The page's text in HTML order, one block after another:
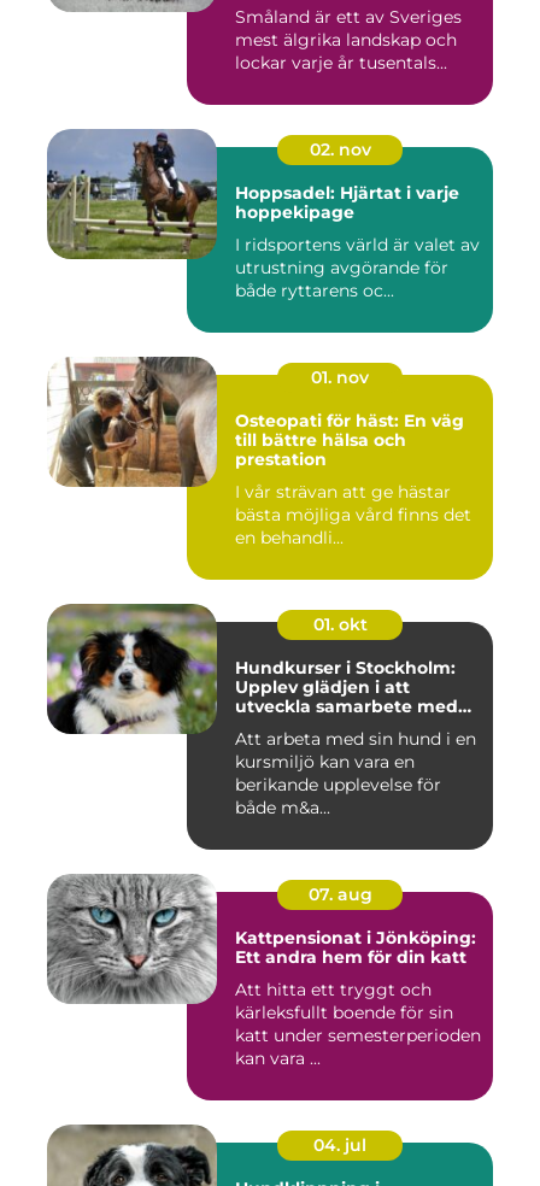
Småland är ett av Sveriges
mest älgrika landskap och
lockar varje år tusentals...
02. nov
Hoppsadel: Hjärtat i varje
hoppekipage
I ridsportens värld är valet av
utrustning avgörande för
både ryttarens oc...
01. nov
Osteopati för häst: En väg
till bättre hälsa och
prestation
I vår strävan att ge hästar
bästa möjliga vård finns det
en behandli...
01. okt
Hundkurser i Stockholm:
Upplev glädjen i att
utveckla samarbete med
Att arbeta med sin hund i en
kursmiljö kan vara en
berikande upplevelse för
både m&a...
07. aug
Kattpensionat i Jönköping:
Ett andra hem för din katt
Att hitta ett tryggt och
kärleksfullt boende för sin
katt under semesterperioden
kan vara ...
04. jul